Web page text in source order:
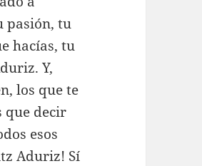
pasión, tu
hacías, tu
Y,
los que te
que decir
esos
Aduriz! Sí